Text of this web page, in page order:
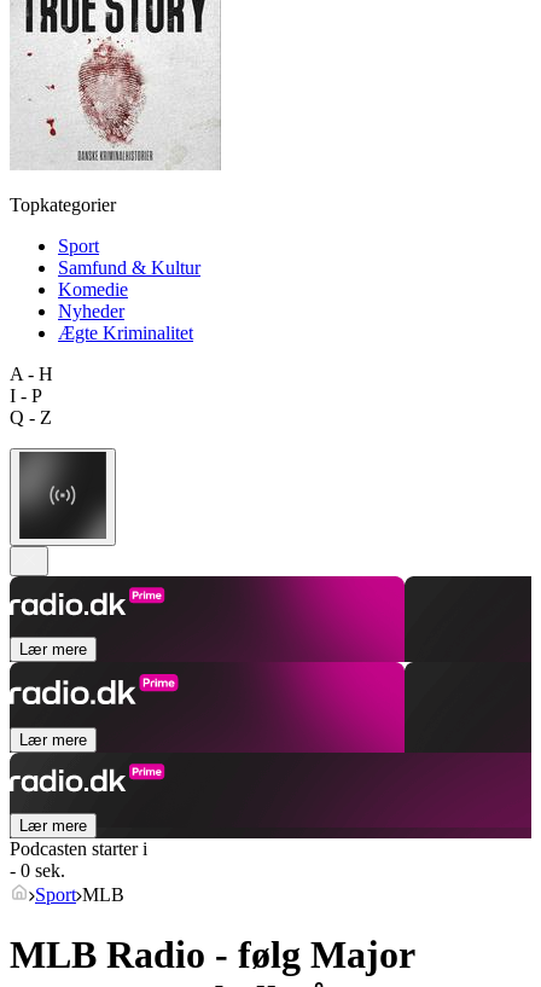
Topkategorier
Sport
Samfund & Kultur
Komedie
Nyheder
Ægte Kriminalitet
A - H
I - P
Q - Z
Lær mere
Lær mere
Lær mere
Podcasten starter i
- 0 sek.
Sport MLB
MLB Radio - følg Major